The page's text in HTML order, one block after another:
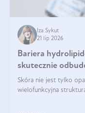
Iza Sykut
21 lip 2026
Bariera
skutecznie
Skóra nie jest tylko
wielofunkcyjna